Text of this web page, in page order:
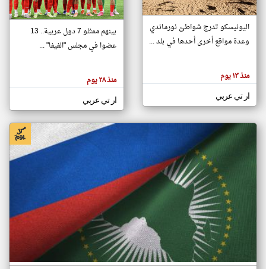
تغيير الدولة
اخبار جزر القمر على مدار الساعة
أهم اخبار جزر القمر العاجلة والمباشرة
هنا عن
وجهة
كاتبيها.
اليونيسكو تدرج شواطئ نورماندي
وعدة مواقع أخرى أحدها في بلد ...
منذ ١٣ يوم
ار تي عربي
بينهم ممثلو 7 دول عربية.. 13
عضوا في مجلس "الفيفا" ...
منذ ٢٨ يوم
ار تي عربي
klyoum.com